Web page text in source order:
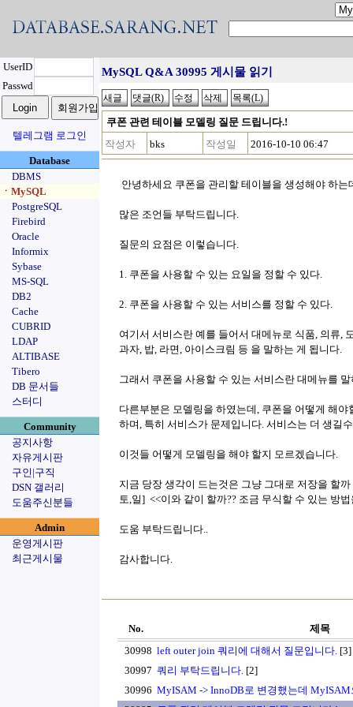
UserID
Passwd
텔레그램 로그인
Database
DBMS
ㆍMySQL
PostgreSQL
Firebird
Oracle
Informix
Sybase
MS-SQL
DB2
Cache
CUBRID
LDAP
ALTIBASE
Tibero
DB 문서들
스터디
Community
공지사항
자유게시판
구인|구직
DSN 갤러리
도움주신분들
Admin
운영게시판
최근게시물
MySQL Q&A 30995 게시물 읽기
쿠폰 관련 테이블 모델링 질문 드립니다.!
작성자
bks 작성일 2016-10-10 06:47
안녕하세요 쿠폰을 관리할 테이블을 생성해야 하
많은 조언들 부탁드립니다.
질문의 요점은 이렇습니다.
1. 쿠폰을 사용할 수 있는 요일을 정할 수 있다.
2. 쿠폰을 사용할 수 있는 서비스를 정할 수 있다.
여기서 서비스란 예를 들어서 대메뉴로 식품, 의류,
과자, 밥, 라면, 아이스크림 등 을 말하는 게 됩니다.
그래서 쿠폰을 사용할 수 있는 서비스란 대메뉴를
다른부분은 모델링을 하였는데, 쿠폰을 어떻게 해
하며, 특히 서비스가 문제입니다. 서비스는 더 생길
이것들 어떻게 모델링을 해야 할지 모르겠습니다.
지금 당장 생각이 드는것은 그냥 그대로 저장을 할
토,일] <<이와 같이 할까?? 조금 무식할 수 있는 방
도움 부탁드립니다..
감사합니다.
No.
제목
30998 left outer join 쿼리에 대해서 질문입니다. [3]
30997 쿼리 부탁드립니다. [2]
30996 MyISAM -> InnoDB로 변경했는데